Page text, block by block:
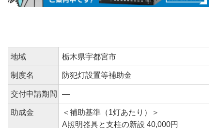
地域 栃木県宇都宮市
制度名 防犯灯設置等補助金
交付申請期間 ―
助成金
＜補助基準（1灯あたり）＞
A照明器具と支柱の新設 40,000円